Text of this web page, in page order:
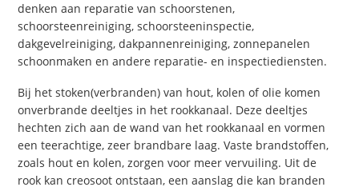
denken aan reparatie van schoorstenen,
schoorsteenreiniging, schoorsteeninspectie,
dakgevelreiniging, dakpannenreiniging, zonnepanelen
schoonmaken en andere reparatie- en inspectiediensten.
Bij het stoken(verbranden) van hout, kolen of olie komen
onverbrande deeltjes in het rookkanaal. Deze deeltjes
hechten zich aan de wand van het rookkanaal en vormen
een teerachtige, zeer brandbare laag. Vaste brandstoffen,
zoals hout en kolen, zorgen voor meer vervuiling. Uit de
rook kan creosoot ontstaan, een aanslag die kan branden